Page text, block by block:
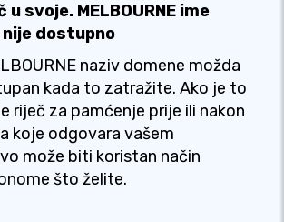
svoje. MELBOURNE ime
nije dostupno
naziv domene možda
kada to zatražite. Ako je to
riječ za pamćenje prije ili nakon
koje odgovara vašem
može biti koristan način
što želite.